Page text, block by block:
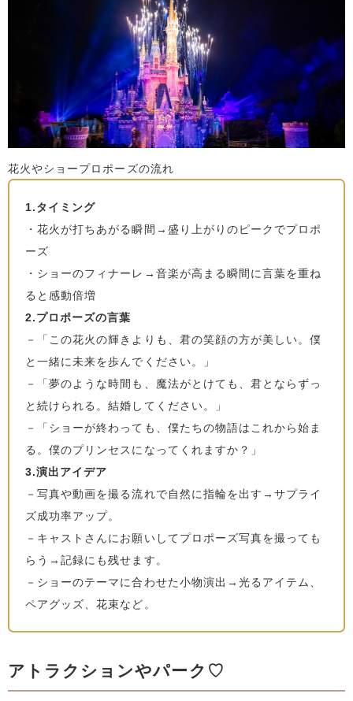
花火やショープロポーズの流れ
1.タイミング
・花火が打ちあがる瞬間→盛り上がりのピークでプロポ
ーズ
・ショーのフィナーレ→音楽が高まる瞬間に言葉を重ね
ると感動倍増
2.プロポーズの言葉
－「この花火の輝きよりも、君の笑顔の方が美しい。僕
と一緒に未来を歩んでください。」
－「夢のような時間も、魔法がとけても、君とならずっ
と続けられる。結婚してください。」
－「ショーが終わっても、僕たちの物語はこれから始ま
る。僕のプリンセスになってくれますか？」
3.演出アイデア
－写真や動画を撮る流れで自然に指輪を出す→サプライ
ズ成功率アップ。
－キャストさんにお願いしてプロポーズ写真を撮っても
らう→記録にも残せます。
－ショーのテーマに合わせた小物演出→光るアイテム、
ペアグッズ、花束など。
アトラクションやパーク♡